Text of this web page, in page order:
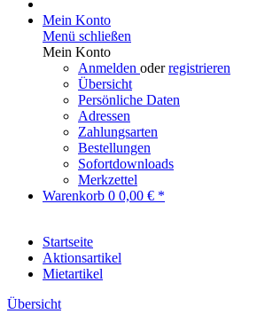
Mein Konto
Menü schließen
Mein Konto
Anmelden oderregistrieren
Übersicht
Persönliche Daten
Adressen
Zahlungsarten
Bestellungen
Sofortdownloads
Merkzettel
Warenkorb 0 0,00 € *
Startseite
Aktionsartikel
Mietartikel
Übersicht